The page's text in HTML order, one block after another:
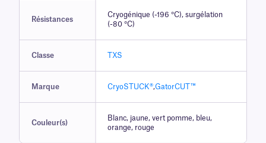
Résistances
Cryogénique (-196 °C), surgélation
(-80 °C)
Classe TXS
Marque CryoSTUCK®,GatorCUT™
Couleur(s)
Blanc, jaune, vert pomme, bleu,
orange, rouge